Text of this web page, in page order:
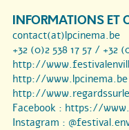
INFORMATIONS ET
contact(at)lpcinema.be
+32 (0)2 538 17 57 / +32
http://
http://www.lpcinema.be
http://
Facebook : https://
Instagram :